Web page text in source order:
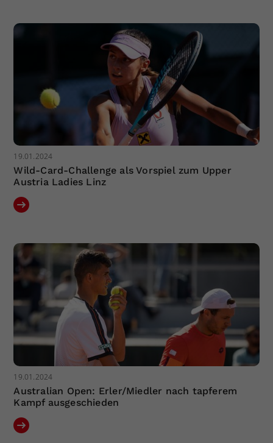
19.01.2024
Wild-Card-Challenge als Vorspiel zum Upper
Austria Ladies Linz
19.01.2024
Australian Open: Erler/Miedler nach tapferem
Kampf ausgeschieden
Einstellungen. Unter anderem eine
zufällig generierte ID, für die
historische Speicherung Ihrer
vorgenommen Einstellungen, falls der
Webseiten-Betreiber dies eingestellt
hat.